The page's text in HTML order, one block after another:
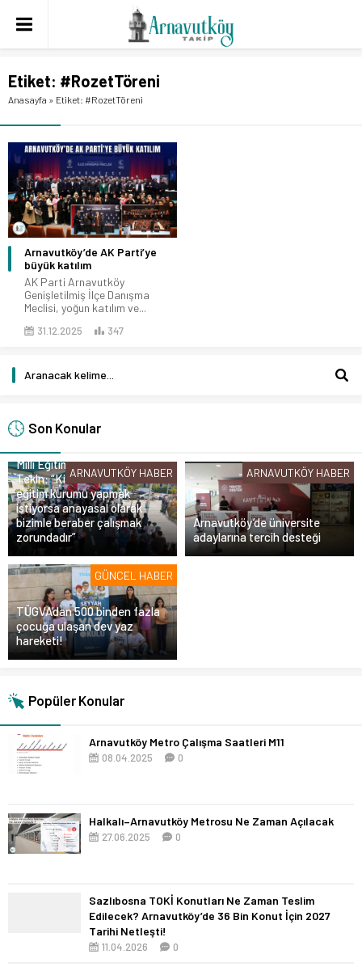
Etiket: #RozetTöreni
Anasayfa » Etiket: #RozetTöreni
Arnavutköy’de AK Parti’ye
büyük katılım
AK Parti Arnavutköy
Genişletilmiş İlçe Danışma
Meclisi, yoğun katılım ve...
31.12.2025 347
Son Konular
ARNAVUTKÖY HABER
Milli Eğitim Bakanı Yusuf
Tekin: “Kim olursa olsun bir
eğitim kurumu yapmak
istiyorsa anayasal olarak
bizimle beraber çalışmak
zorundadır”
ARNAVUTKÖY HABER
Arnavutköy’de üniversite
adaylarına tercih desteği
GÜNCEL HABER
TÜGVA’dan 500 binden fazla
çocuğa ulaşan dev yaz
hareketi!
Popüler Konular
Arnavutköy Metro Çalışma Saatleri M11
08.04.2025 0
Halkalı–Arnavutköy Metrosu Ne Zaman Açılacak
27.06.2025 0
Sazlıbosna TOKİ Konutları Ne Zaman Teslim
Edilecek? Arnavutköy’de 36 Bin Konut İçin 2027
Tarihi Netleşti!
11.04.2026 0